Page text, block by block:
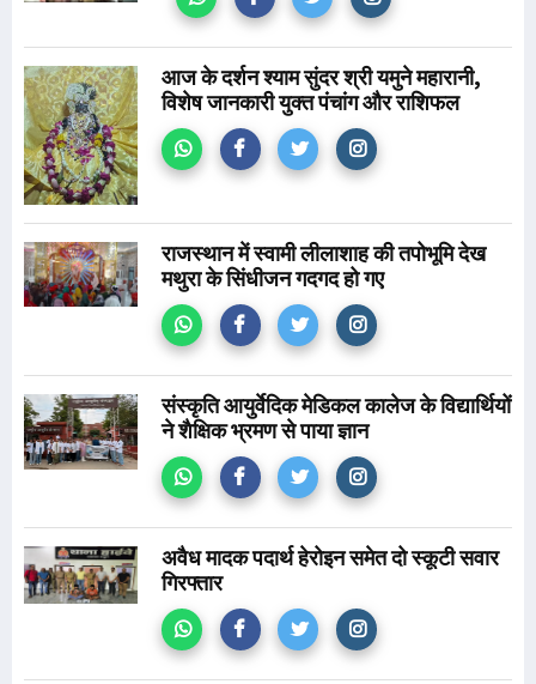
आज के दर्शन श्याम सुंदर श्री यमुने महारानी,
विशेष जानकारी युक्त पंचांग और राशिफल
राजस्थान में स्वामी लीलाशाह की तपोभूमि देख
मथुरा के सिंधीजन गदगद हो गए
संस्कृति आयुर्वेदिक मेडिकल कालेज के विद्यार्थियों
ने शैक्षिक भ्रमण से पाया ज्ञान
अवैध मादक पदार्थ हेरोइन समेत दो स्कूटी सवार
गिरफ्तार